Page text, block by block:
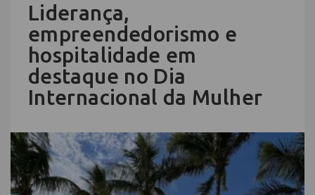
Liderança,
empreendedorismo e
hospitalidade em
destaque no Dia
Internacional da Mulher